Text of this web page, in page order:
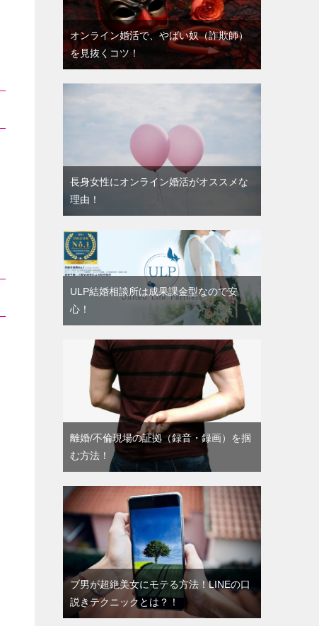
オンライン婚活で、やばい奴（詐欺師）
を見抜くコツ！
長身女性にオンライン婚活がオススメな
理由！
ULP結婚相談所は成果課金型なので安
心！
離婚/不倫現場の証拠（録音・録画）を掴
む方法！
ブ男が超絶美女にモテる方法！LINEの口
説きテクニックとは？！